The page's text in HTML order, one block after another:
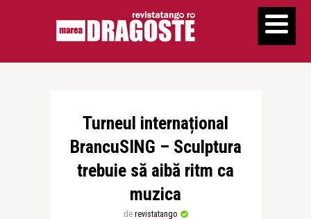
Turneul internațional
BrancuSING – Sculptura
trebuie să aibă ritm ca
muzica
de revistatango